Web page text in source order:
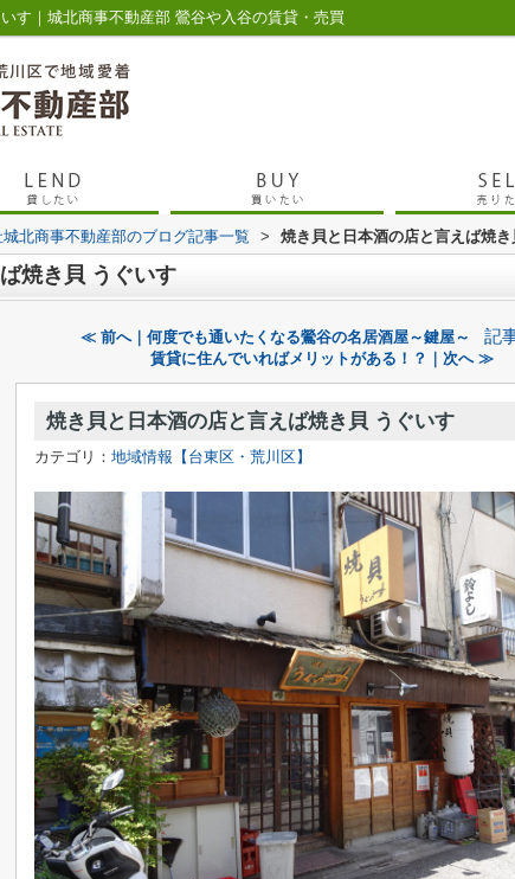
す｜城北商事不動産部 鶯谷や入谷の賃貸・売買
北商事不動産部のブログ記事一覧 > 焼き貝と日本酒の店と言えば焼
焼き貝 うぐいす
≪ 前へ｜何度でも通いたくなる鶯谷の名居酒屋～鍵屋～ 記
賃貸に住んでいればメリットがある！？｜次へ ≫
焼き貝と日本酒の店と言えば焼き貝 うぐいす
カテゴリ： 地域情報【台東区・荒川区】